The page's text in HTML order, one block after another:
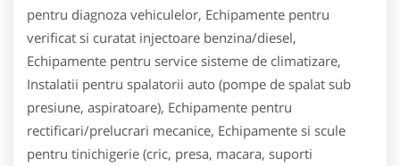
pentru diagnoza vehiculelor, Echipamente pentru
verificat si curatat injectoare benzina/diesel,
Echipamente pentru service sisteme de climatizare,
Instalatii pentru spalatorii auto (pompe de spalat sub
presiune, aspiratoare), Echipamente pentru
rectificari/prelucrari mecanice, Echipamente si scule
pentru tinichigerie (cric, presa, macara, suporti